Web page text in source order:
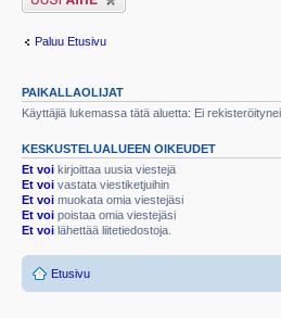
Paluu Etusivu
PAIKALLAOLIJAT
Käyttäjiä lukemassa tätä aluetta: Ei
KESKUSTELUALUEEN OIKEUDET
Et voi kirjoittaa uusia viestejä
Et voi vastata viestiketjuihin
Et voi muokata omia viestejäsi
Et voi poistaa omia viestejäsi
Et voi lähettää liitetiedostoja.
Etusivu